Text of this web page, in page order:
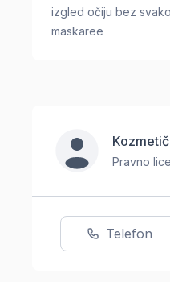
izgled očiju bez
maskaree
Pravno lice
Telefon